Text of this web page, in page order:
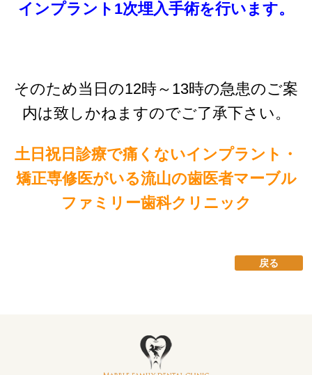
インプラント1次埋入手術を行います。
そのため当日の12時～13時の急患のご案
内は致しかねますのでご了承下さい。
土日祝日診療で痛くないインプラント・
矯正専修医がいる流山の歯医者マーブル
ファミリー歯科クリニック
戻る